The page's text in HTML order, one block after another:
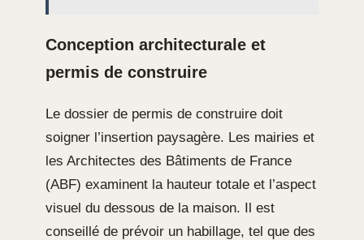
Conception architecturale et
permis de construire
Le dossier de permis de construire doit
soigner l’insertion paysagère. Les mairies et
les Architectes des Bâtiments de France
(ABF) examinent la hauteur totale et l’aspect
visuel du dessous de la maison. Il est
conseillé de prévoir un habillage, tel que des